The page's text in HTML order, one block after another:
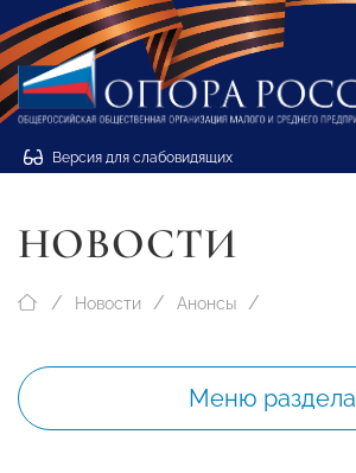
Версия для слабовидящих
НОВОСТИ
Новости Анонсы
Меню раздела